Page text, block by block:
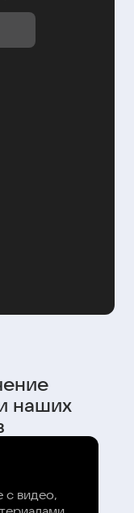
наших
с видео,